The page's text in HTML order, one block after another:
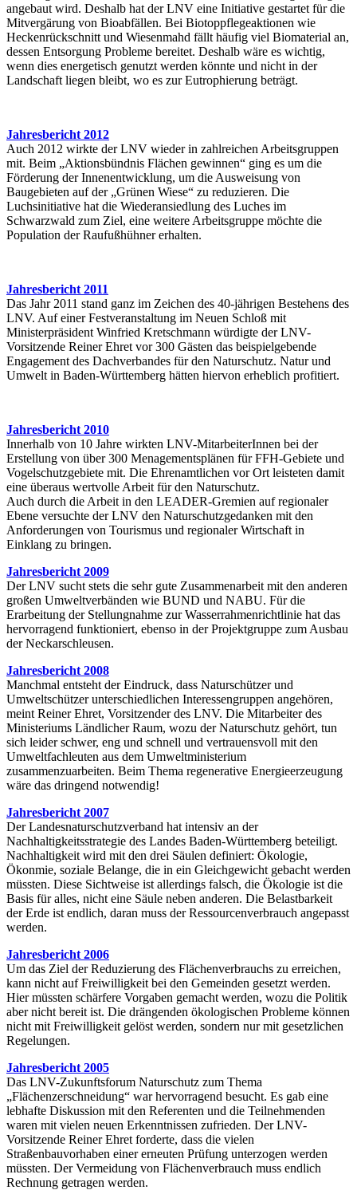
angebaut wird. Deshalb hat der LNV eine Initiative gestartet für die
Mitvergärung von Bioabfällen. Bei Biotoppflegeaktionen wie
Heckenrückschnitt und Wiesenmahd fällt häufig viel Biomaterial an,
dessen Entsorgung Probleme bereitet. Deshalb wäre es wichtig,
wenn dies energetisch genutzt werden könnte und nicht in der
Landschaft liegen bleibt, wo es zur Eutrophierung beträgt.
Jahresbericht 2012
Auch 2012 wirkte der LNV wieder in zahlreichen Arbeitsgruppen
mit. Beim „Aktionsbündnis Flächen gewinnen“ ging es um die
Förderung der Innenentwicklung, um die Ausweisung von
Baugebieten auf der „Grünen Wiese“ zu reduzieren. Die
Luchsinitiative hat die Wiederansiedlung des Luches im
Schwarzwald zum Ziel, eine weitere Arbeitsgruppe möchte die
Population der Raufußhühner erhalten.
Jahresbericht 2011
Das Jahr 2011 stand ganz im Zeichen des 40-jährigen Bestehens des
LNV. Auf einer Festveranstaltung im Neuen Schloß mit
Ministerpräsident Winfried Kretschmann würdigte der LNV-
Vorsitzende Reiner Ehret vor 300 Gästen das beispielgebende
Engagement des Dachverbandes für den Naturschutz. Natur und
Umwelt in Baden-Württemberg hätten hiervon erheblich profitiert.
Jahresbericht 2010
Innerhalb von 10 Jahre wirkten LNV-MitarbeiterInnen bei der
Erstellung von über 300 Menagementsplänen für FFH-Gebiete und
Vogelschutzgebiete mit. Die Ehrenamtlichen vor Ort leisteten damit
eine überaus wertvolle Arbeit für den Naturschutz.
Auch durch die Arbeit in den LEADER-Gremien auf regionaler
Ebene versuchte der LNV den Naturschutzgedanken mit den
Anforderungen von Tourismus und regionaler Wirtschaft in
Einklang zu bringen.
Jahresbericht 2009
Der LNV sucht stets die sehr gute Zusammenarbeit mit den anderen
großen Umweltverbänden wie BUND und NABU. Für die
Erarbeitung der Stellungnahme zur Wasserrahmenrichtlinie hat das
hervorragend funktioniert, ebenso in der Projektgruppe zum Ausbau
der Neckarschleusen.
Jahresbericht 2008
Manchmal entsteht der Eindruck, dass Naturschützer und
Umweltschützer unterschiedlichen Interessengruppen angehören,
meint Reiner Ehret, Vorsitzender des LNV. Die Mitarbeiter des
Ministeriums Ländlicher Raum, wozu der Naturschutz gehört, tun
sich leider schwer, eng und schnell und vertrauensvoll mit den
Umweltfachleuten aus dem Umweltministerium
zusammenzuarbeiten. Beim Thema regenerative Energieerzeugung
wäre das dringend notwendig!
Jahresbericht 2007
Der Landesnaturschutzverband hat intensiv an der
Nachhaltigkeitsstrategie des Landes Baden-Württemberg beteiligt.
Nachhaltigkeit wird mit den drei Säulen definiert: Ökologie,
Ökonmie, soziale Belange, die in ein Gleichgewicht gebacht werden
müssten. Diese Sichtweise ist allerdings falsch, die Ökologie ist die
Basis für alles, nicht eine Säule neben anderen. Die Belastbarkeit
der Erde ist endlich, daran muss der Ressourcenverbrauch angepasst
werden.
Jahresbericht 2006
Um das Ziel der Reduzierung des Flächenverbrauchs zu erreichen,
kann nicht auf Freiwilligkeit bei den Gemeinden gesetzt werden.
Hier müssten schärfere Vorgaben gemacht werden, wozu die Politik
aber nicht bereit ist. Die drängenden ökologischen Probleme können
nicht mit Freiwilligkeit gelöst werden, sondern nur mit gesetzlichen
Regelungen.
Jahresbericht 2005
Das LNV-Zukunftsforum Naturschutz zum Thema
„Flächenzerschneidung“ war hervorragend besucht. Es gab eine
lebhafte Diskussion mit den Referenten und die Teilnehmenden
waren mit vielen neuen Erkenntnissen zufrieden. Der LNV-
Vorsitzende Reiner Ehret forderte, dass die vielen
Straßenbauvorhaben einer erneuten Prüfung unterzogen werden
müssten. Der Vermeidung von Flächenverbrauch muss endlich
Rechnung getragen werden.